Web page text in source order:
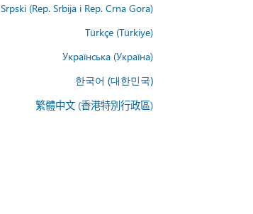
Srpski (Rep. Srbija i Rep. Crna Gora)
Türkçe (Türkiye)
Українська (Україна)
한국어 (대한민국)
繁體中文 (香港特別行政區)